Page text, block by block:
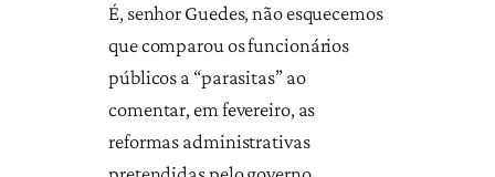
É, senhor Guedes, não esquecemos
que comparou os funcionários
públicos a “parasitas” ao
comentar, em fevereiro, as
reformas administrativas